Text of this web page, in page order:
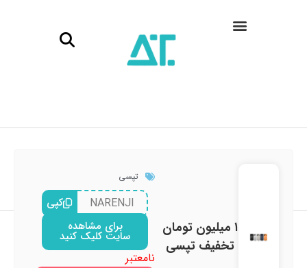
۱ میلیون تومان
تخفیف تپسی
تپسی
NARENJI
کپی
برای مشاهده
سایت کلیک کنید
نامعتبر